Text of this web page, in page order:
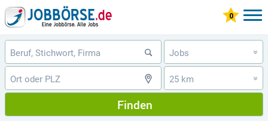
Jobs »
25 km »
Finden